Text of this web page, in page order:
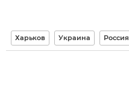
Харьков Украина Россия